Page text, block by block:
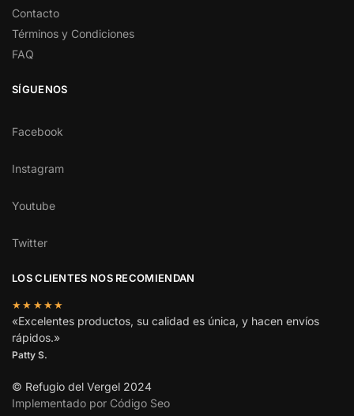
Contacto
Términos y Condiciones
FAQ
SÍGUENOS
Facebook
Instagram
Youtube
Twitter
LOS CLIENTES NOS RECOMIENDAN
★★★★★
«Excelentes productos, su calidad es única, y hacen envíos
rápidos.»
Patty S.
© Refugio del Vergel 2024
Implementado por Código Seo